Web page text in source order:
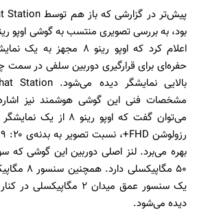
اعلام کرد که اوپو رینو ۸
حفره‌‌ای برای قرارگیری دوربین سلفی در
مشخصات فنی این گوشی هوشمند نیز
۵۰
یک سنسور عمق میدان ۲
دیده می‌شود.